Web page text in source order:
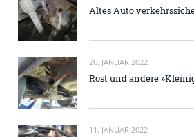
Altes Auto
26. JANUAR 2022
Rost und andere
11. JANUAR 2022